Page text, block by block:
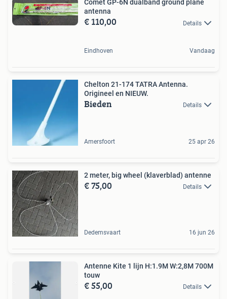
Comet GP-6N dualband ground plane
antenna
€ 110,00 Details
Eindhoven Vandaag
Chelton 21-174 TATRA Antenna.
Origineel en NIEUW.
Bieden Details
Amersfoort 25 apr 26
2 meter, big wheel (klaverblad) antenne
€ 75,00 Details
Dedemsvaart 16 jun 26
Antenne Kite 1 lijn H:1.9M W:2,8M 700M
touw
€ 55,00 Details